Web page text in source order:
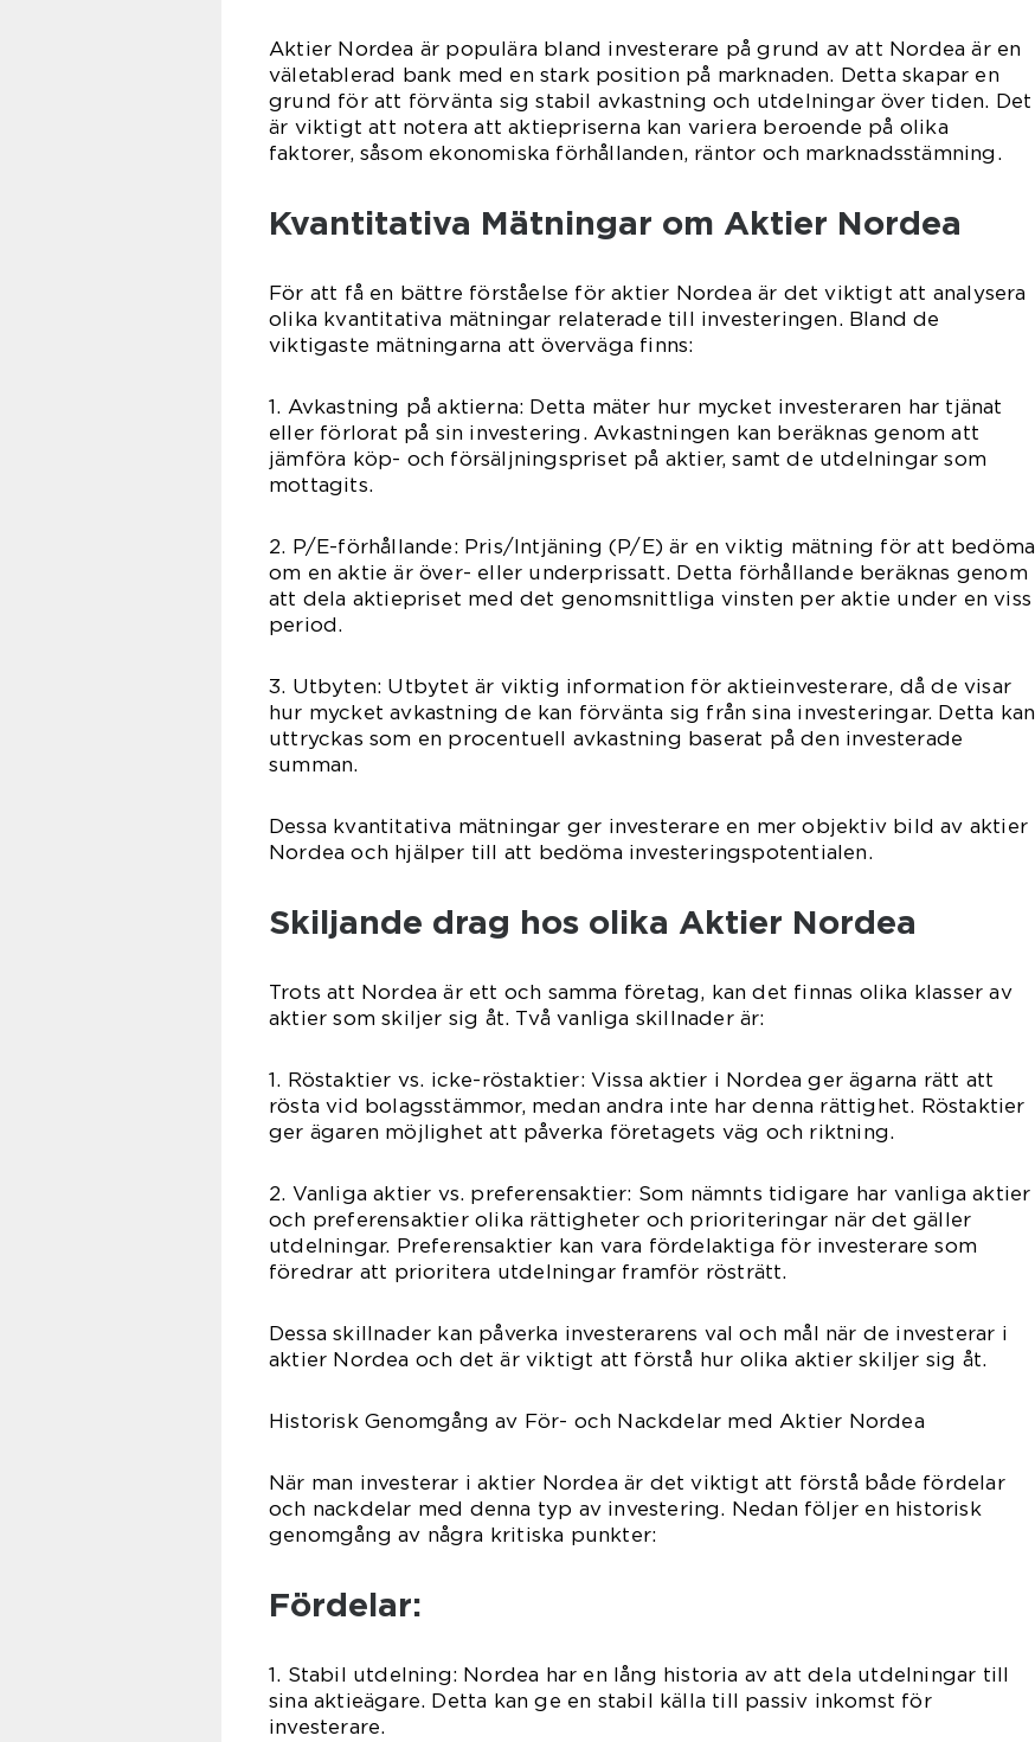
Aktier Nordea är populära bland investerare på grund av att Nordea är en
väletablerad bank med en stark position på marknaden. Detta skapar en
grund för att förvänta sig stabil avkastning och utdelningar över tiden. Det
är viktigt att notera att aktiepriserna kan variera beroende på olika
faktorer, såsom ekonomiska förhållanden, räntor och marknadsstämning.
Kvantitativa Mätningar om Aktier Nordea
För att få en bättre förståelse för aktier Nordea är det viktigt att analysera
olika kvantitativa mätningar relaterade till investeringen. Bland de
viktigaste mätningarna att överväga finns:
1. Avkastning på aktierna: Detta mäter hur mycket investeraren har tjänat
eller förlorat på sin investering. Avkastningen kan beräknas genom att
jämföra köp- och försäljningspriset på aktier, samt de utdelningar som
mottagits.
2. P/E-förhållande: Pris/Intjäning (P/E) är en viktig mätning för att bedöma
om en aktie är över- eller underprissatt. Detta förhållande beräknas genom
att dela aktiepriset med det genomsnittliga vinsten per aktie under en viss
period.
3. Utbyten: Utbytet är viktig information för aktieinvesterare, då de visar
hur mycket avkastning de kan förvänta sig från sina investeringar. Detta kan
uttryckas som en procentuell avkastning baserat på den investerade
summan.
Dessa kvantitativa mätningar ger investerare en mer objektiv bild av aktier
Nordea och hjälper till att bedöma investeringspotentialen.
Skiljande drag hos olika Aktier Nordea
Trots att Nordea är ett och samma företag, kan det finnas olika klasser av
aktier som skiljer sig åt. Två vanliga skillnader är:
1. Röstaktier vs. icke-röstaktier: Vissa aktier i Nordea ger ägarna rätt att
rösta vid bolagsstämmor, medan andra inte har denna rättighet. Röstaktier
ger ägaren möjlighet att påverka företagets väg och riktning.
2. Vanliga aktier vs. preferensaktier: Som nämnts tidigare har vanliga aktier
och preferensaktier olika rättigheter och prioriteringar när det gäller
utdelningar. Preferensaktier kan vara fördelaktiga för investerare som
föredrar att prioritera utdelningar framför rösträtt.
Dessa skillnader kan påverka investerarens val och mål när de investerar i
aktier Nordea och det är viktigt att förstå hur olika aktier skiljer sig åt.
Historisk Genomgång av För- och Nackdelar med Aktier Nordea
När man investerar i aktier Nordea är det viktigt att förstå både fördelar
och nackdelar med denna typ av investering. Nedan följer en historisk
genomgång av några kritiska punkter:
Fördelar:
1. Stabil utdelning: Nordea har en lång historia av att dela utdelningar till
sina aktieägare. Detta kan ge en stabil källa till passiv inkomst för
investerare.